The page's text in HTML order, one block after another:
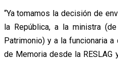
“Ya tomamos la decisión de
la República, a la ministra
Patrimonio) y a la funcionaria
de Memoria desde la RESLAG